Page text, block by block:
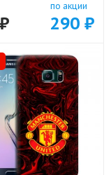
по акции
290 ₽